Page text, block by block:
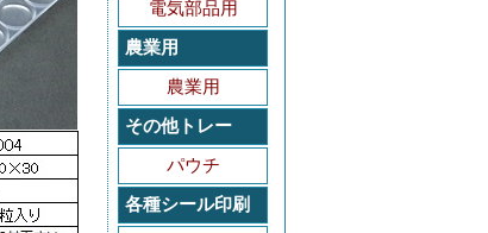
電気部品用
農業用
農業用
その他トレー
パウチ
各種シール印刷